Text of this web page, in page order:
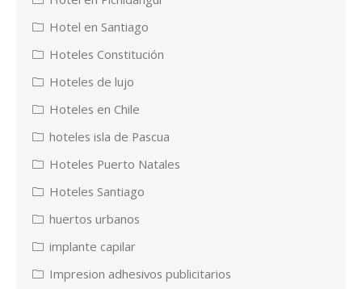
Hotel en Santiago
Hoteles Constitución
Hoteles de lujo
Hoteles en Chile
hoteles isla de Pascua
Hoteles Puerto Natales
Hoteles Santiago
huertos urbanos
implante capilar
Impresion adhesivos publicitarios